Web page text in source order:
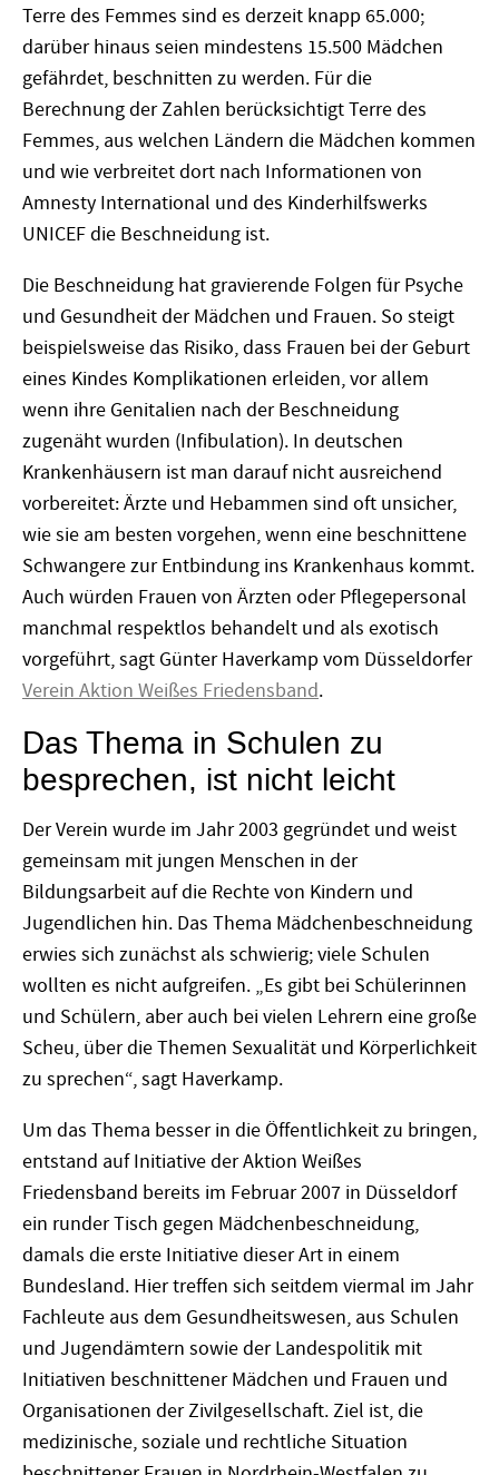
Terre des Femmes sind es derzeit knapp 65.000;
darüber hinaus seien mindestens 15.500 Mädchen
gefährdet, beschnitten zu werden. Für die
Berechnung der Zahlen berücksichtigt Terre des
Femmes, aus welchen Ländern die Mädchen kommen
und wie verbreitet dort nach Informationen von
Amnesty International und des Kinderhilfswerks
UNICEF die Beschneidung ist.
Die Beschneidung hat gravierende Folgen für Psyche
und Gesundheit der Mädchen und Frauen. So steigt
beispielsweise das Risiko, dass Frauen bei der Geburt
eines Kindes Komplikationen erleiden, vor allem
wenn ihre Genitalien nach der Beschneidung
zugenäht wurden (Infibulation). In deutschen
Krankenhäusern ist man darauf nicht ausreichend
vorbereitet: Ärzte und Hebammen sind oft unsicher,
wie sie am besten vorgehen, wenn eine beschnittene
Schwangere zur Entbindung ins Krankenhaus kommt.
Auch würden Frauen von Ärzten oder Pflegepersonal
manchmal respektlos behandelt und als exotisch
vorgeführt, sagt Günter Haverkamp vom Düsseldorfer
Verein Aktion Weißes Friedensband.
Das Thema in Schulen zu
besprechen, ist nicht leicht
Der Verein wurde im Jahr 2003 gegründet und weist
gemeinsam mit jungen Menschen in der
Bildungsarbeit auf die Rechte von Kindern und
Jugendlichen hin. Das Thema Mädchenbeschneidung
erwies sich zunächst als schwierig; viele Schulen
wollten es nicht aufgreifen. „Es gibt bei Schülerinnen
und Schülern, aber auch bei vielen Lehrern eine große
Scheu, über die Themen Sexualität und Körperlichkeit
zu sprechen“, sagt Haverkamp.
Um das Thema besser in die Öffentlichkeit zu bringen,
entstand auf Initiative der Aktion Weißes
Friedensband bereits im Februar 2007 in Düsseldorf
ein runder Tisch gegen Mädchenbeschneidung,
damals die erste Initiative dieser Art in einem
Bundesland. Hier treffen sich seitdem viermal im Jahr
Fachleute aus dem Gesundheitswesen, aus Schulen
und Jugendämtern sowie der Landespolitik mit
Initiativen beschnittener Mädchen und Frauen und
Organisationen der Zivilgesellschaft. Ziel ist, die
medizinische, soziale und rechtliche Situation